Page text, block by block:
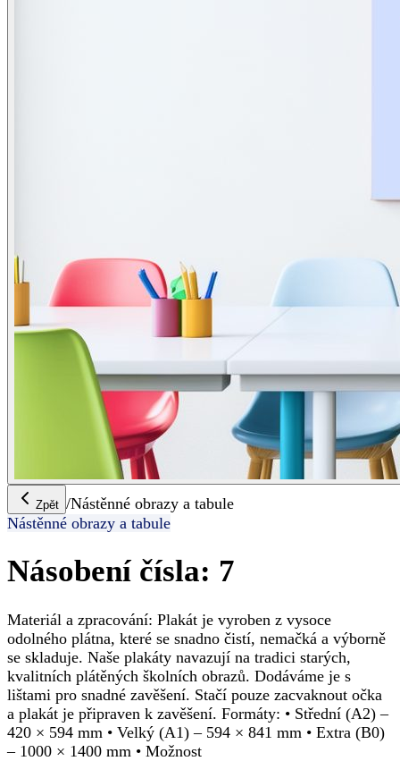
Zpět /Nástěnné obrazy a tabule
Nástěnné obrazy a tabule
Násobení čísla: 7
Materiál a zpracování: Plakát je vyroben z vysoce
odolného plátna, které se snadno čistí, nemačká a výborně
se skladuje. Naše plakáty navazují na tradici starých,
kvalitních plátěných školních obrazů. Dodáváme je s
lištami pro snadné zavěšení. Stačí pouze zacvaknout očka
a plakát je připraven k zavěšení. Formáty: • Střední (A2) –
420 × 594 mm • Velký (A1) – 594 × 841 mm • Extra (B0)
– 1000 × 1400 mm • Možnost